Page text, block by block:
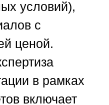
условий),
с
ценой.
в рамках
включает